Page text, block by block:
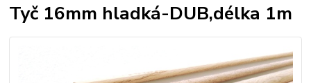
Tyč 16mm hladká-DUB,délka 1m